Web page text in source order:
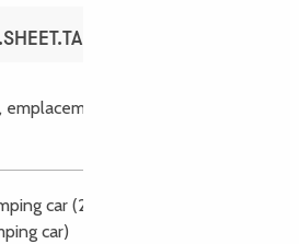
voiture)
car (2 adultes, 1
car)